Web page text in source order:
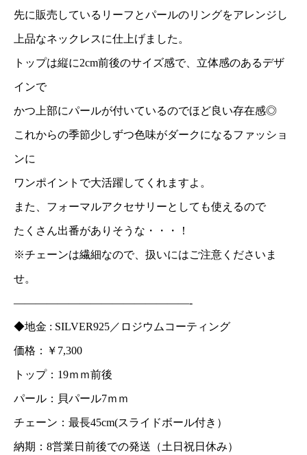
先に販売しているリーフとパールのリングをアレンジし
上品なネックレスに仕上げました。
トップは縦に2cm前後のサイズ感で、立体感のあるデザ
インで
かつ上部にパールが付いているのでほど良い存在感◎
これからの季節少しずつ色味がダークになるファッショ
ンに
ワンポイントで大活躍してくれますよ。
また、フォーマルアクセサリーとしても使えるので
たくさん出番がありそうな・・・！
※チェーンは繊細なので、扱いにはご注意くださいま
せ。
————————————————-
◆地金 : SILVER925／ロジウムコーティング
価格：￥7,300
トップ：19ｍｍ前後
パール：貝パール7ｍｍ
チェーン：最長45cm(スライドボール付き）
納期：8営業日前後での発送（土日祝日休み）